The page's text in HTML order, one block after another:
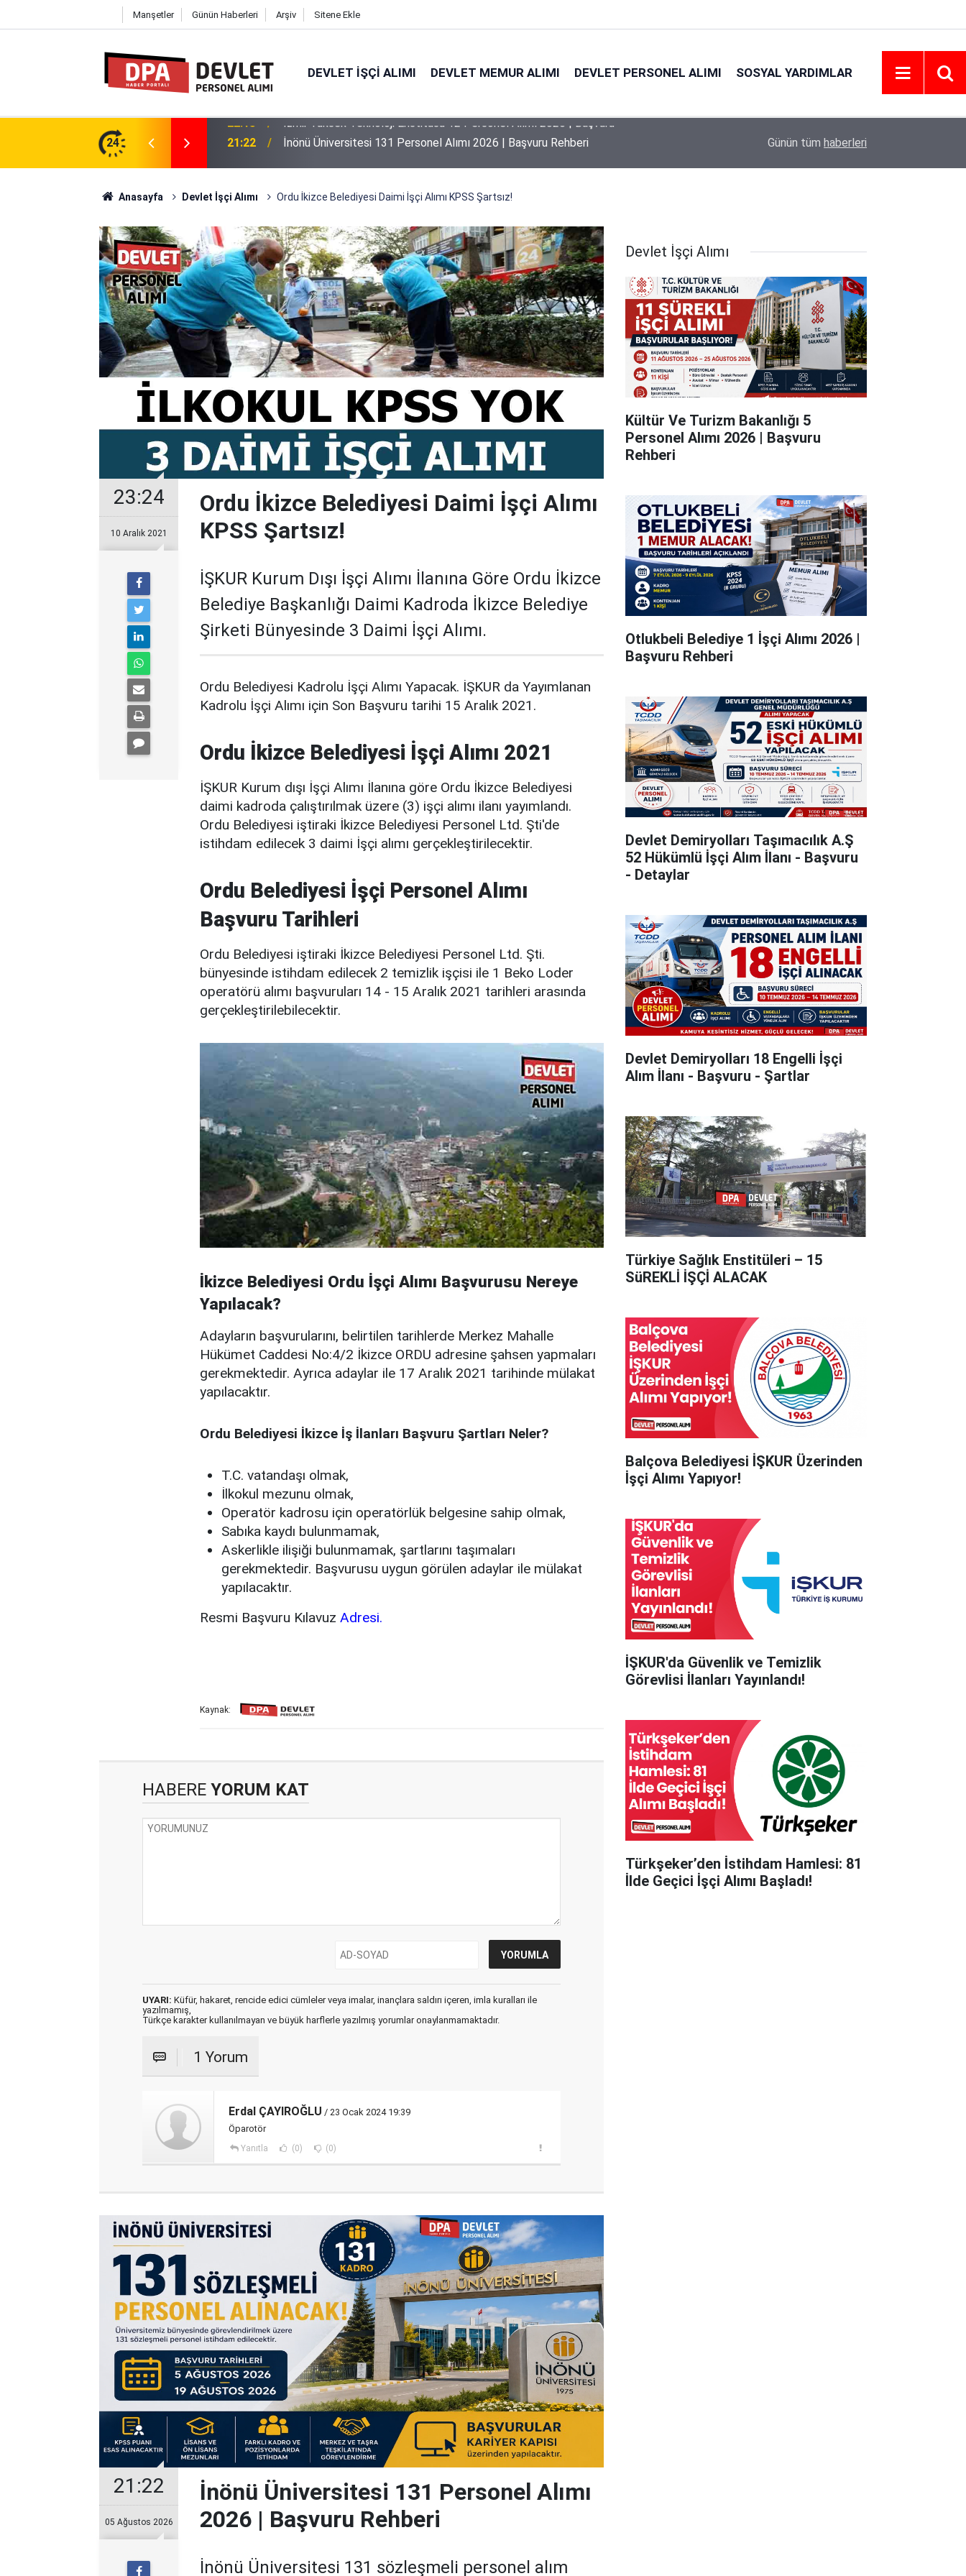
Manşetler Günün Haberleri Arşiv Sitene Ekle
DEVLET İŞÇI ALIMI DEVLET MEMUR ALIMI DEVLET PERSONEL ALIMI SOSYAL YARDIMLAR
24
Personel Alımı 2026 | Başvuru 21:22 İnönü Üniversitesi 131 Personel Alımı 2026 | Başvuru Rehberi Emniyet Personel Alım İlanı 2026 | Şartlar
Günün tüm haberleri
Anasayfa Devlet İşçi Alımı Ordu İkizce Belediyesi Daimi İşçi Alımı KPSS Şartsız!
23:24
10 Aralık 2021
Ordu İkizce Belediyesi Daimi İşçi Alımı
KPSS Şartsız!
İŞKUR Kurum Dışı İşçi Alımı İlanına Göre Ordu İkizce
Belediye Başkanlığı Daimi Kadroda İkizce Belediye
Şirketi Bünyesinde 3 Daimi İşçi Alımı.
Ordu Belediyesi Kadrolu İşçi Alımı Yapacak. İŞKUR da Yayımlanan
Kadrolu İşçi Alımı için Son Başvuru tarihi 15 Aralık 2021.
Ordu İkizce Belediyesi İşçi Alımı 2021
İŞKUR Kurum dışı İşçi Alımı İlanına göre Ordu İkizce Belediyesi
daimi kadroda çalıştırılmak üzere (3) işçi alımı ilanı yayımlandı.
Ordu Belediyesi iştiraki İkizce Belediyesi Personel Ltd. Şti'de
istihdam edilecek 3 daimi İşçi alımı gerçekleştirilecektir.
Ordu Belediyesi İşçi Personel Alımı
Başvuru Tarihleri
Ordu Belediyesi iştiraki İkizce Belediyesi Personel Ltd. Şti.
bünyesinde istihdam edilecek 2 temizlik işçisi ile 1 Beko Loder
operatörü alımı başvuruları 14 - 15 Aralık 2021 tarihleri arasında
gerçekleştirilebilecektir.
İkizce Belediyesi Ordu İşçi Alımı Başvurusu Nereye
Yapılacak?
Adayların başvurularını, belirtilen tarihlerde Merkez Mahalle
Hükümet Caddesi No:4/2 İkizce ORDU adresine şahsen yapmaları
gerekmektedir. Ayrıca adaylar ile 17 Aralık 2021 tarihinde mülakat
yapılacaktır.
Ordu Belediyesi İkizce İş İlanları Başvuru Şartları Neler?
T.C. vatandaşı olmak,
İlkokul mezunu olmak,
Operatör kadrosu için operatörlük belgesine sahip olmak,
Sabıka kaydı bulunmamak,
Askerlikle ilişiği bulunmamak, şartlarını taşımaları
gerekmektedir. Başvurusu uygun görülen adaylar ile mülakat
yapılacaktır.
Resmi Başvuru Kılavuz Adresi.
Kaynak:
HABERE YORUM KAT
UYARI: Küfür, hakaret, rencide edici cümleler veya imalar, inançlara saldırı içeren, imla kuralları ile
yazılmamış,
Türkçe karakter kullanılmayan ve büyük harflerle yazılmış yorumlar onaylanmamaktadır.
1 Yorum
Erdal ÇAYIROĞLU / 23 Ocak 2024 19:39
Öparotör
Yanıtla (0) (0)
21:22
05 Ağustos 2026
İnönü Üniversitesi 131 Personel Alımı
2026 | Başvuru Rehberi
İnönü Üniversitesi 131 sözleşmeli personel alım
Devlet İşçi Alımı
Kültür Ve Turizm Bakanlığı 5
Personel Alımı 2026 | Başvuru
Rehberi
Otlukbeli Belediye 1 İşçi Alımı 2026 |
Başvuru Rehberi
Devlet Demiryolları Taşımacılık A.Ş
52 Hükümlü İşçi Alım İlanı - Başvuru
- Detaylar
Devlet Demiryolları 18 Engelli İşçi
Alım İlanı - Başvuru - Şartlar
Türkiye Sağlık Enstitüleri – 15
SüREKLİ İŞÇİ ALACAK
Balçova Belediyesi İŞKUR Üzerinden
İşçi Alımı Yapıyor!
İŞKUR'da Güvenlik ve Temizlik
Görevlisi İlanları Yayınlandı!
Türkşeker’den İstihdam Hamlesi: 81
İlde Geçici İşçi Alımı Başladı!